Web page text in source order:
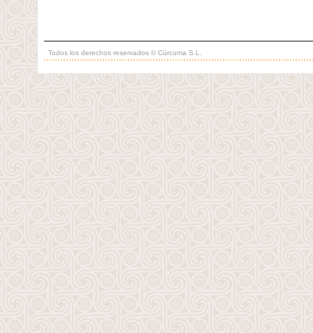
Todos los derechos reservados © Cúrcuma S.L.